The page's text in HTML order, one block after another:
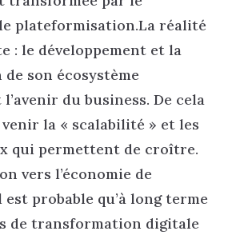
plateformisation.La réalité
: le développement et la
son écosystème
du business. De cela
la « scalabilité » et les
qui permettent de croître.
vers l’économie de
probable qu’à long terme
de transformation digitale